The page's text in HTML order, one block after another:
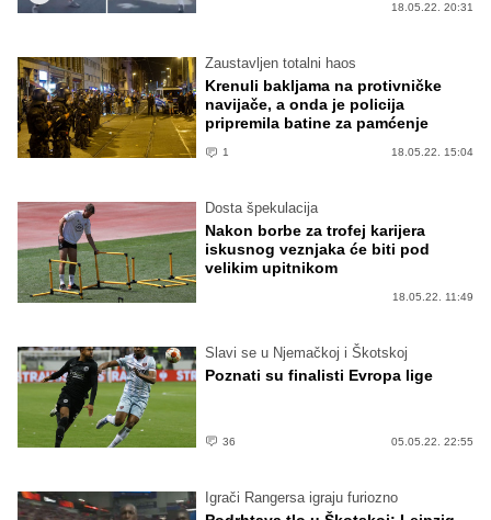
18.05.22. 20:31
Zaustavljen totalni haos
Krenuli bakljama na protivničke
navijače, a onda je policija
pripremila batine za pamćenje
1 18.05.22. 15:04
Dosta špekulacija
Nakon borbe za trofej karijera
iskusnog veznjaka će biti pod
velikim upitnikom
18.05.22. 11:49
Slavi se u Njemačkoj i Škotskoj
Poznati su finalisti Evropa lige
36 05.05.22. 22:55
Igrači Rangersa igraju furiozno